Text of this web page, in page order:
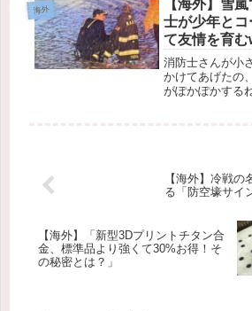
よ！科学者たち
よ...
海外
【海外】雪
士が少年と
て友情を育
消防士さんが小
かけてあげたの
がぽかぽかする
【海外】冷戦の
る「防空壕サイ
【海外】「新型3Dプリントチタン合
金、標準品より強くて30%お得！そ
の秘密とは？」